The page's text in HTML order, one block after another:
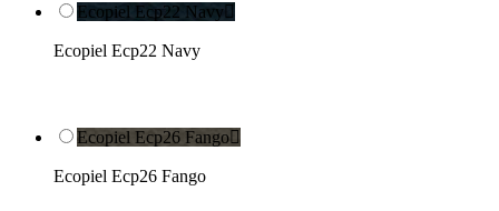
Ecopiel Ecp22 Navy 
Ecopiel Ecp22 Navy
Ecopiel Ecp26 Fango
Ecopiel Ecp26 Fango